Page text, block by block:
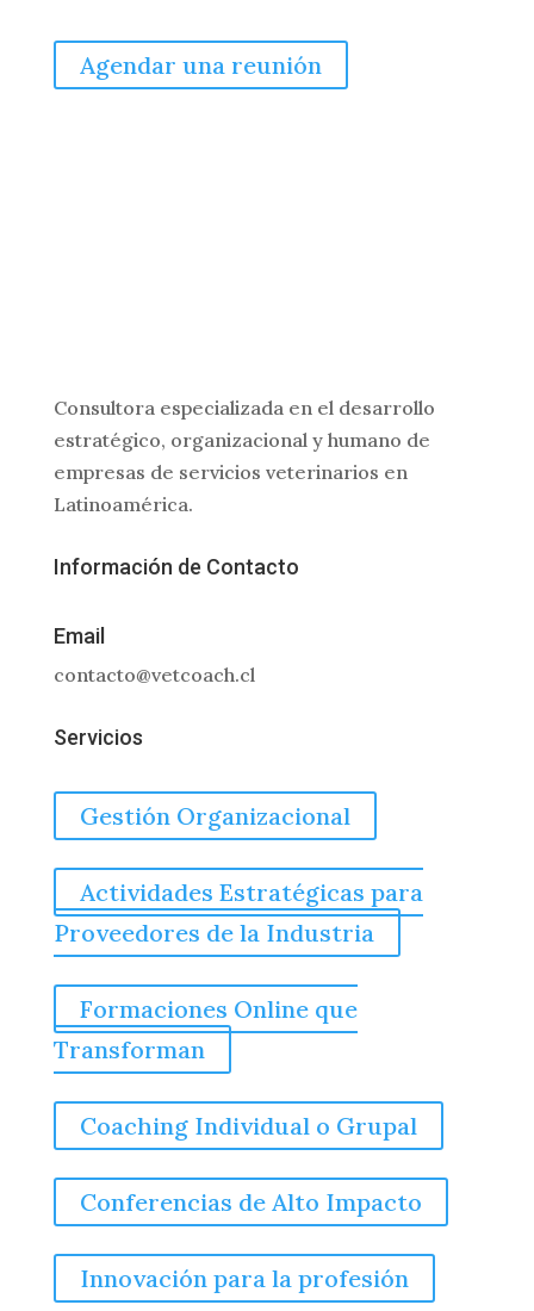
Agendar una reunión
Consultora especializada en el desarrollo
estratégico, organizacional y humano de
empresas de servicios veterinarios en
Latinoamérica.
Información de Contacto
Email
contacto@vetcoach.cl
Servicios
Gestión Organizacional
Actividades Estratégicas para
Proveedores de la Industria
Formaciones Online que
Transforman
Coaching Individual o Grupal
Conferencias de Alto Impacto
Innovación para la profesión